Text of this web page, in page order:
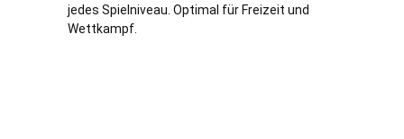
jedes Spielniveau. Optimal für Freizeit und
Wettkampf.